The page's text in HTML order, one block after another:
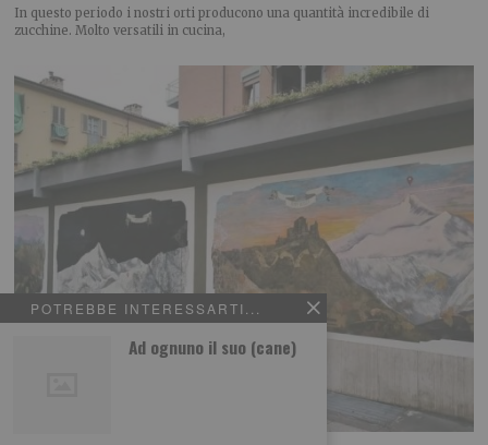
POTREBBE INTERESSARTI...
Ad ognuno il suo (cane)
In questo periodo i nostri orti producono una quantità incredibile di
zucchine. Molto versatili in cucina,